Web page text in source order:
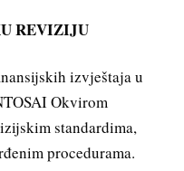
REVIZIJU
izvještaja u
Okvirom
standardima,
procedurama.